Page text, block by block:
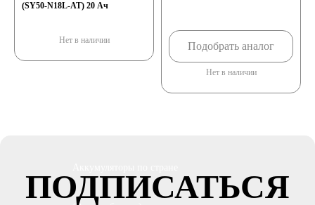
Аккумуляторы по
(SY50-N18L-AT) 20 Ач
Нет в наличии Подобрать аналог
Нет в наличии
ПОДПИСАТЬСЯ